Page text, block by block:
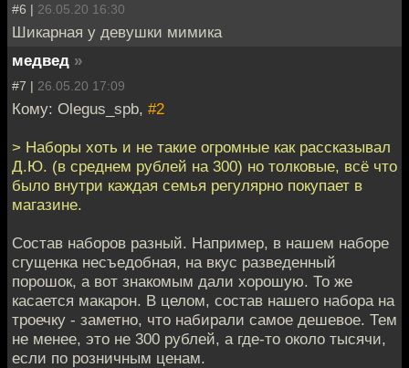
#6 | 26.05.20 16:30
Шикарная у девушки мимика
медвед »
#7 | 26.05.20 17:09
Кому: Olegus_spb, #2
> Наборы хоть и не такие огромные как рассказывал
Д.Ю. (в среднем рублей на 300) но толковые, всё что
было внутри каждая семья регулярно покупает в
магазине.
Состав наборов разный. Например, в нашем наборе
сгущенка несъедобная, на вкус разведенный
порошок, а вот знакомым дали хорошую. То же
касается макарон. В целом, состав нашего набора на
троечку - заметно, что набирали самое дешевое. Тем
не менее, это не 300 рублей, а где-то около тысячи,
если по розничным ценам.